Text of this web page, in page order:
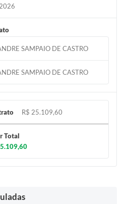
SAMPAIO DE CASTRO
SAMPAIO DE CASTRO
R$ 25.109,60
Total